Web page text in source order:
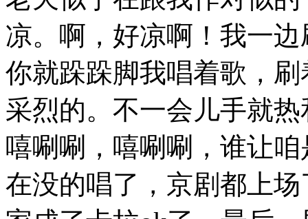
凉。啊，好凉啊！我一
你就跺跺脚我唱着歌，
采烈的。不一会儿手就
嘻唰唰，嘻唰唰，谁让
在没的唱了，京剧都上